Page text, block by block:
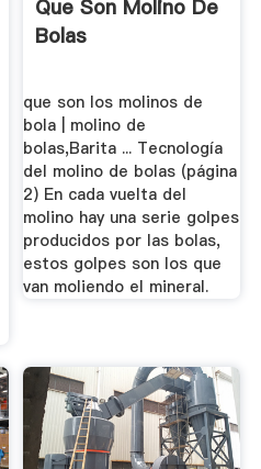
Que Son Molino De
Bolas
que son los molinos de
bola | molino de
bolas,Barita ... Tecnología
del molino de bolas (página
2) En cada vuelta del
molino hay una serie golpes
producidos por las bolas,
estos golpes son los que
van moliendo el mineral.